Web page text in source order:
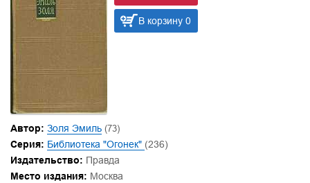
В корзину 0
Автор: Золя Эмиль (73)
Серия: Библиотека "Огонек" (236)
Издательство: Правда
Место издания: Москва